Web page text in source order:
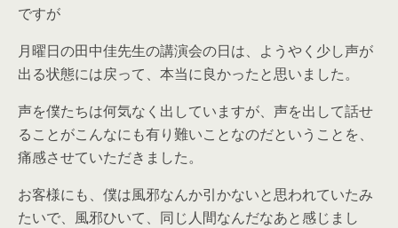
ですが
月曜日の田中佳先生の講演会の日は、ようやく少し声が
出る状態には戻って、本当に良かったと思いました。
声を僕たちは何気なく出していますが、声を出して話せ
ることがこんなにも有り難いことなのだということを、
痛感させていただきました。
お客様にも、僕は風邪なんか引かないと思われていたみ
たいで、風邪ひいて、同じ人間なんだなあと感じまし